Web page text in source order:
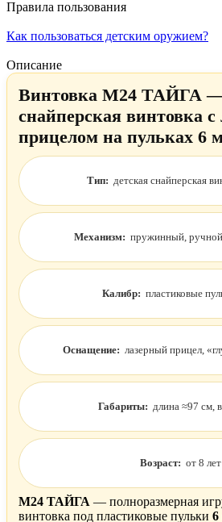
Правила пользования
Как пользоваться детским оружием?
Описание
Винтовка M24 ТАЙГА —
снайперская винтовка
прицелом на пульках 6
Тип: детская снайперская
Механизм: пружинный, ручной
Калибр: пластиковые
Оснащение: лазерный прицел,
Габариты: длина ≈97 см,
Возраст: от 8 лет
M24 ТАЙГА — полноразмерная
винтовка под пластиковые пульки